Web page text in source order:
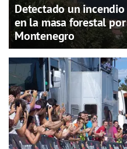
Detectado un
en la masa forestal
Montenegro